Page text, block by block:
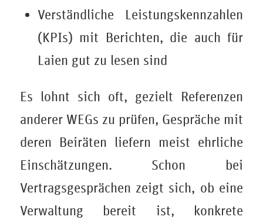
Verständliche Leistungskennzahlen
(KPIs) mit Berichten, die auch für
Laien gut zu lesen sind
Es lohnt sich oft, gezielt Referenzen
anderer WEGs zu prüfen, Gespräche mit
deren Beiräten liefern meist ehrliche
Einschätzungen. Schon bei
Vertragsgesprächen zeigt sich, ob eine
Verwaltung bereit ist, konkrete